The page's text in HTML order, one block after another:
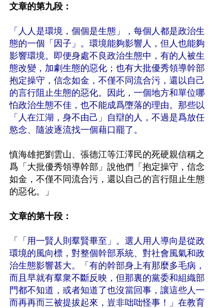
文章的第九段：
「人人是環境，個個是生態」，每個人都是政治生
態的一個「因子」。環境能夠影響人，但人也能夠
影響環境。即便身處不良政治生態中，有的人被生
態改變，加劇生態的惡化；也有大批優秀領導幹部
抱定操守，信念如金，不僅不同流合污，還以自己
的言行阻止生態的惡化。因此，一個地方和單位哪
怕政治生態不佳，也不能成爲墮落的理由。那些以
「人在江湖，身不由己」自辯的人，不過是爲放任
慾念、隨波逐流找一個藉口罷了。
慎海雄把劉雲山、張德江等江澤民的死硬親信稱之
爲「大批優秀領導幹部」說他們「抱定操守，信念
如金，不僅不同流合污，還以自己的言行阻止生態
的惡化。」
文章的第十段：
「
「用一賢人則羣賢畢至」。選人用人導向是從政
環境的風向標，對整個幹部系統、對社會風氣和政
治生態影響甚大。「有的幹部身上有那麼多毛病，
而且早就有羣衆不斷反映，但那裏的黨委和組織部
門都不知道，或者知道了也沒當回事，讓這些人一
而再再而三被提拔起來，豈非咄咄怪事！」在教育